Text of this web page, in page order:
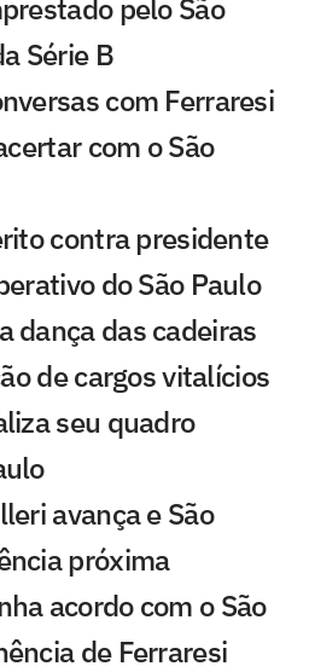
pelo São
Série B
com Ferraresi
com o São
contra presidente
do São Paulo
dança das cadeiras
de cargos vitalícios
seu quadro
avança e São
próxima
acordo com o São
de Ferraresi